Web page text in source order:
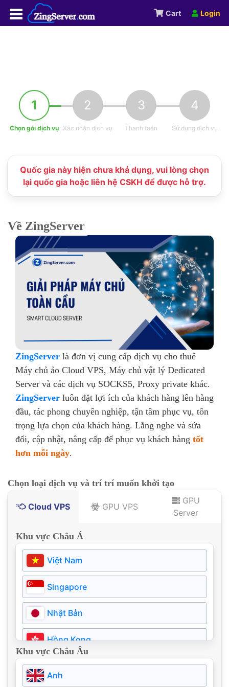
Cart Login
1
Chọn gói dịch vụ
2
Xác nhận dịch vụ
3
Thanh toán
4
Sử dụng dịch vụ
Quốc gia này hiện chưa khả dụng, vui lòng chọn
lại quốc gia hoặc liên hệ CSKH để được hỗ trợ.
Về ZingServer
ZingServer là đơn vị cung cấp dịch vụ cho thuê
Máy chủ ảo Cloud VPS, Máy chủ vật lý Dedicated
Server và các dịch vụ SOCKS5, Proxy private khác.
ZingServer luôn đặt lợi ích của khách hàng lên hàng
đầu, tác phong chuyên nghiệp, tận tâm phục vụ, tôn
trọng lựa chọn của khách hàng. Lắng nghe và sửa
đổi, cập nhật, nâng cấp để phục vụ khách hàng tốt
hơn mỗi ngày.
Chọn loại dịch vụ và trí trí muốn khởi tạo
Cloud VPS GPU VPS
GPU
Server
Khu vực Châu Á
Việt Nam
Singapore
Nhật Bản
Hồng Kong
Thái Lan
Khu vực Châu Âu
Anh